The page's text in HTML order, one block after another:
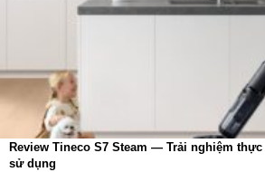
Review Tineco S7 Steam — Trải nghiệm
sử dụng